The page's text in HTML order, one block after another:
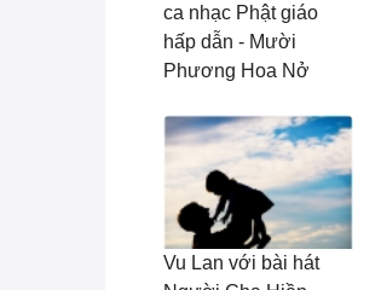
ca nhạc Phật giáo
hấp dẫn - Mười
Phương Hoa Nở
Vu Lan với bài hát